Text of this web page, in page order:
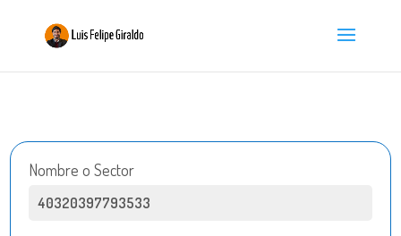
Nombre o Sector